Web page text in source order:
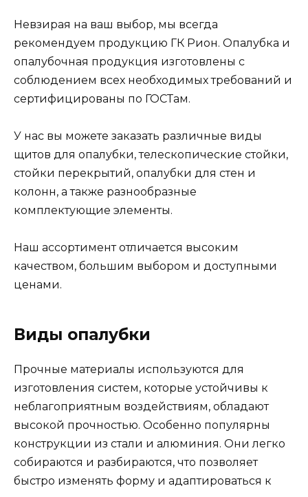
Невзирая на ваш выбор, мы всегда
рекомендуем продукцию ГК Рион. Опалубка и
опалубочная продукция изготовлены с
соблюдением всех необходимых требований и
сертифицированы по ГОСТам.
У нас вы можете заказать различные виды
щитов для опалубки, телескопические стойки,
стойки перекрытий, опалубки для стен и
колонн, а также разнообразные
комплектующие элементы.
Наш ассортимент отличается высоким
качеством, большим выбором и доступными
ценами.
Виды опалубки
Прочные материалы используются для
изготовления систем, которые устойчивы к
неблагоприятным воздействиям, обладают
высокой прочностью. Особенно популярны
конструкции из стали и алюминия. Они легко
собираются и разбираются, что позволяет
быстро изменять форму и адаптироваться к